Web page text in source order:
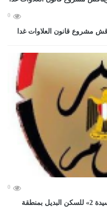
0
مشروع قانون العلاوات غدا
0
رئيس الوزراء يتفقد مشروع «روضة السيدة 2» للسكن البديل بمنطقة